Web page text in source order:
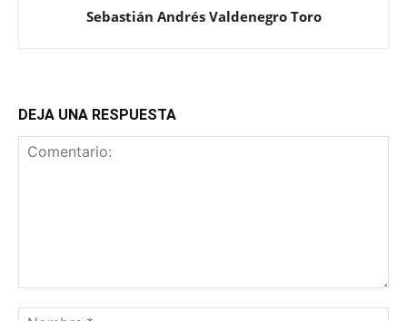
Sebastián Andrés Valdenegro Toro
DEJA UNA RESPUESTA